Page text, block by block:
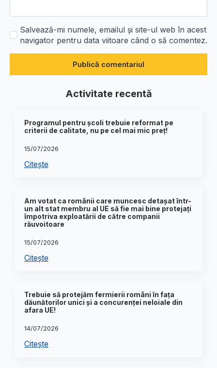
Salvează-mi numele, emailul și site-ul web în acest
navigator pentru data viitoare când o să comentez.
Activitate recentă
Programul pentru școli trebuie reformat pe
criterii de calitate, nu pe cel mai mic preț!
15/07/2026
Citește
Am votat ca românii care muncesc detașat într-
un alt stat membru al UE să fie mai bine protejați
împotriva exploatării de către companii
răuvoitoare
15/07/2026
Citește
Trebuie să protejăm fermierii români în fața
dăunătorilor unici și a concurenței neloiale din
afara UE!
14/07/2026
Citește